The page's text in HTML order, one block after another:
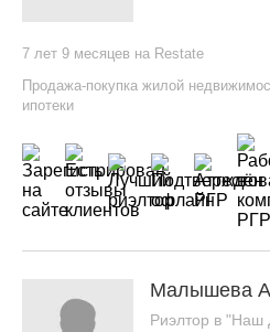
7 лет 9 месяцев на Restate
Продажа-покупка жилой
ипотеки
Малышева
Риэлтор в "Наш